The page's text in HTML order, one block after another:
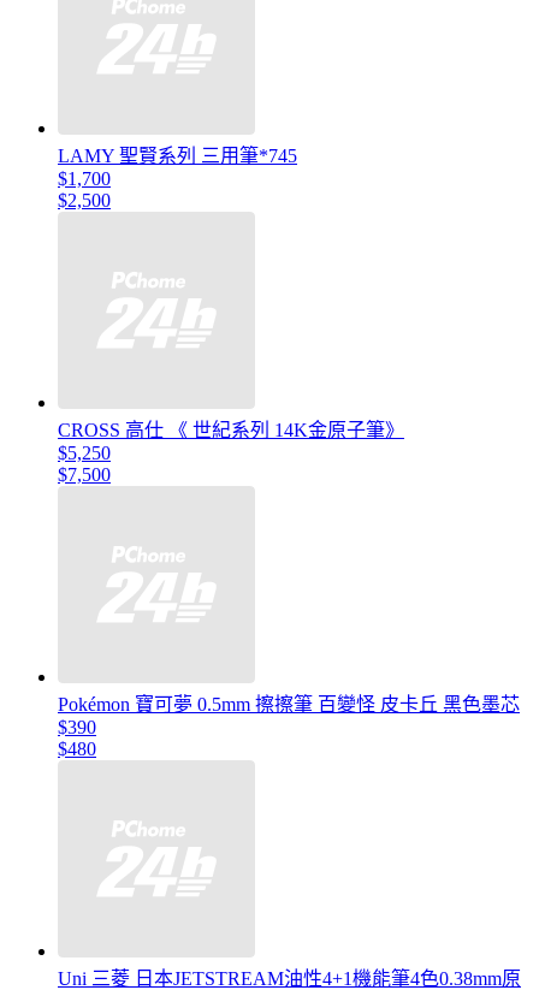
LAMY 聖賢系列 三用筆*745
$1,700
$2,500
CROSS 高仕 《 世紀系列 14K金原子筆》
$5,250
$7,500
Pokémon 寶可夢 0.5mm 擦擦筆 百變怪 皮卡丘 黑色墨芯
$390
$480
Uni 三菱 日本JETSTREAM油性4+1機能筆4色0.38mm原